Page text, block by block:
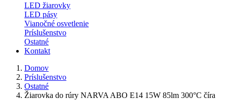
LED žiarovky
LED pásy
Vianočné osvetlenie
Príslušenstvo
Ostatné
Kontakt
Domov
Príslušenstvo
Ostatné
Žiarovka do rúry NARVA ABO E14 15W 85lm 300°C číra